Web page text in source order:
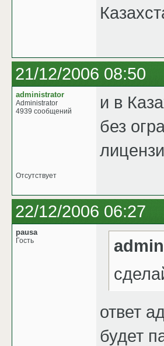
21/12/2006 08:50
administrator
Administrator
4939 сообщений
и в
без
Отсутствует
22/12/2006 06:27
pausa
Гость
ответ
будет